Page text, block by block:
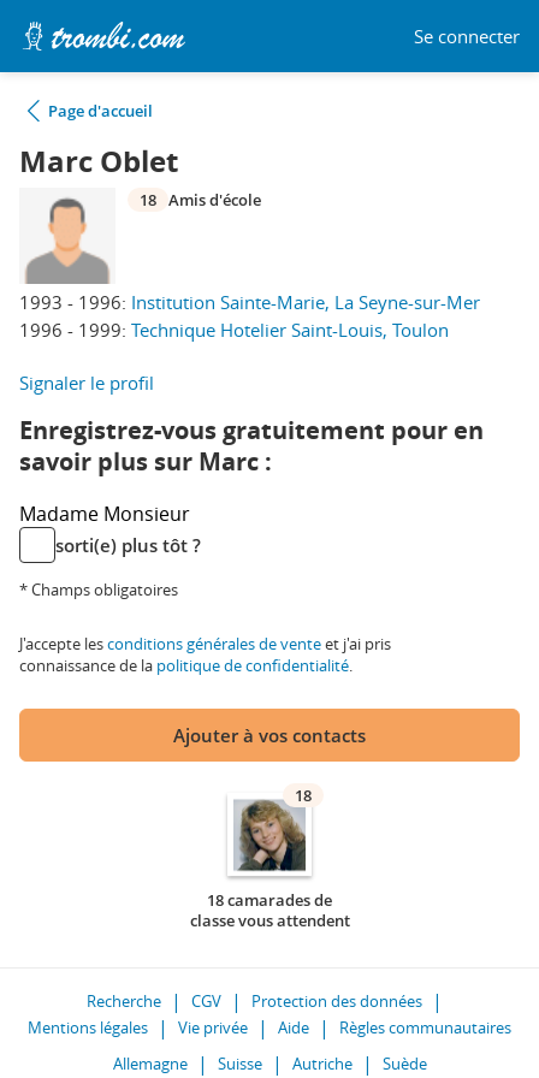
Se connecter
Page d'accueil
Marc Oblet
1993 - 1996: Institution Sainte-Marie, La Seyne-sur-Mer
1996 - 1999: Technique Hotelier Saint-Louis, Toulon
18 Amis d'école
Signaler le profil
Enregistrez-vous gratuitement pour en
savoir plus sur Marc :
Madame Monsieur
sorti(e) plus tôt ?
* Champs obligatoires
J'accepte lesconditions générales de venteet j'ai pris
connaissance de la politique de confidentialité.
Ajouter à vos contacts
18
18 camarades de
classe vous attendent
Recherche CGV
Protection des données
Mentions légales
Vie privée Aide
Règles communautaires
Allemagne
Suisse Autriche Suède